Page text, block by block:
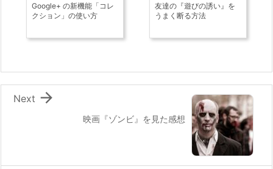
Google+ の新機能「コレ
クション」の使い方
友達の『遊びの誘い』を
うまく断る方法
映画『ゾンビ』を見た感想

Next